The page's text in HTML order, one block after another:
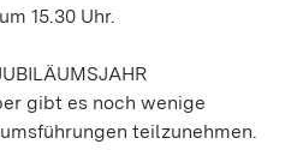
15.30 Uhr.
gibt es noch wenige
teilzunehmen.